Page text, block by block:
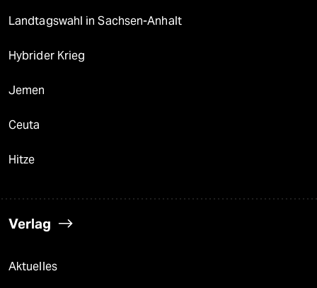
Landtagswahl in Sachsen-Anhalt
Hybrider Krieg
Jemen
Ceuta
Hitze
Verlag
Aktuelles